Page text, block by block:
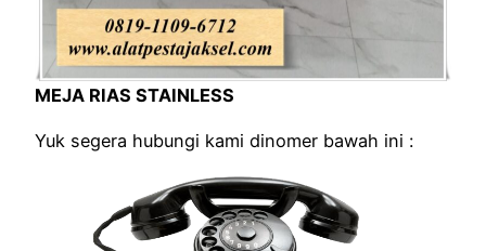
MEJA RIAS STAINLESS
Yuk segera hubungi kami dinomer bawah ini :